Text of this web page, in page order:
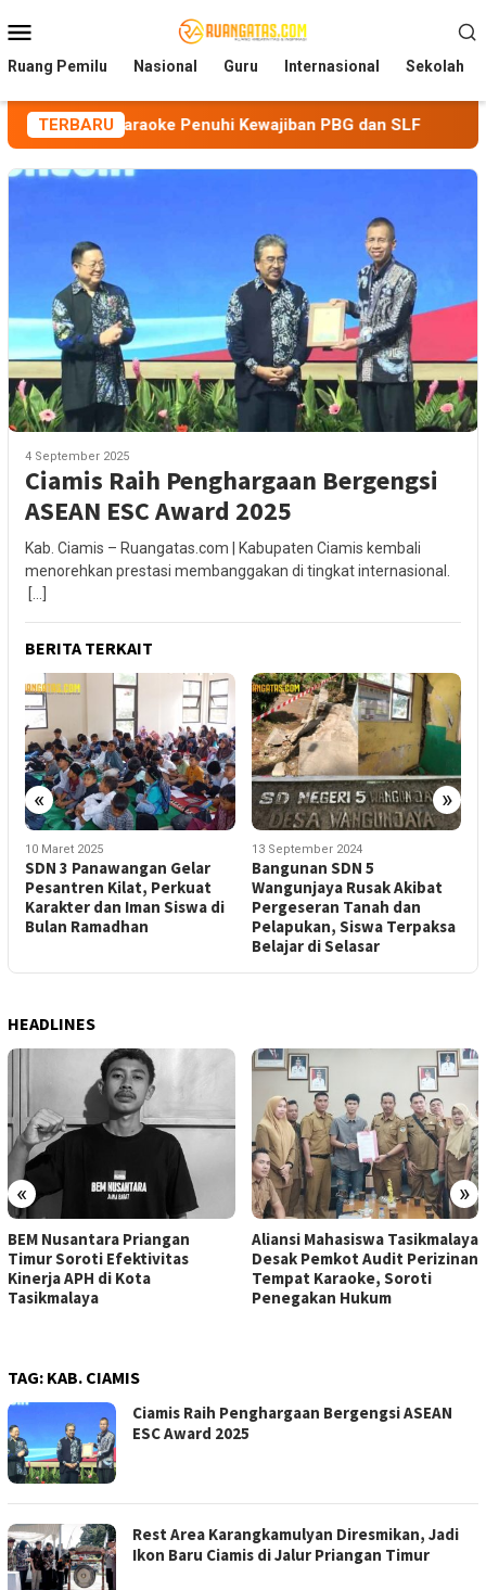
ke
kontenMobile
Ruang Pemilu Nasional Guru Internasional Sekolah
TERBARU
Karaoke Penuhi Kewajiban PBG dan SLF BEM
4 September 2025
Ciamis Raih Penghargaan Bergengsi
ASEAN ESC Award 2025
Kab. Ciamis – Ruangatas.com | Kabupaten Ciamis kembali
menorehkan prestasi membanggakan di tingkat internasional.
[…]
BERITA TERKAIT
« »
10 Maret 2025
SDN 3 Panawangan Gelar
Pesantren Kilat, Perkuat
Karakter dan Iman Siswa di
Bulan Ramadhan
13 September 2024
Bangunan SDN 5
Wangunjaya Rusak Akibat
Pergeseran Tanah dan
Pelapukan, Siswa Terpaksa
Belajar di Selasar
HEADLINES
« »
BEM Nusantara Priangan
Timur Soroti Efektivitas
Kinerja APH di Kota
Tasikmalaya
Aliansi Mahasiswa Tasikmalaya
Desak Pemkot Audit Perizinan
Tempat Karaoke, Soroti
Penegakan Hukum
TAG: KAB. CIAMIS
Ciamis Raih Penghargaan Bergengsi ASEAN
ESC Award 2025
Rest Area Karangkamulyan Diresmikan, Jadi
Ikon Baru Ciamis di Jalur Priangan Timur